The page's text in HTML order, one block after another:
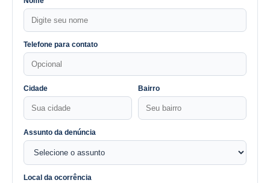
Telefone para contato
Cidade Bairro
Assunto da denúncia
Local da ocorrência